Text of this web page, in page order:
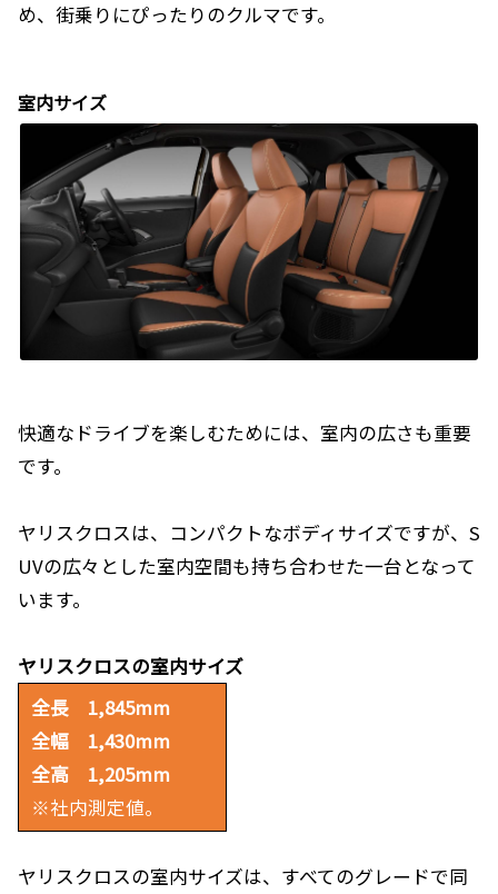
め、街乗りにぴったりのクルマです。
室内サイズ
快適なドライブを楽しむためには、室内の広さも重要
です。
ヤリスクロスは、コンパクトなボディサイズですが、S
UVの広々とした室内空間も持ち合わせた一台となって
います。
ヤリスクロスの室内サイズ
全長 1,845mm
全幅 1,430mm
全高 1,205mm
※社内測定値。
ヤリスクロスの室内サイズは、すべてのグレードで同